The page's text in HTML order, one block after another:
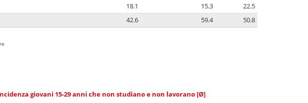
18.1 15.3
22.5
42.6 59.4 50.8
giovani 15-29 anni che non studiano e non lavorano [Ø]